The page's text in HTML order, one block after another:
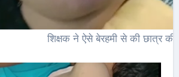
शिक्षक ने ऐसे बेरहमी से की छात्र की